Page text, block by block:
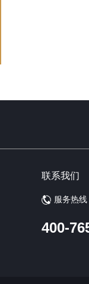
联系我们
服务热线
400-